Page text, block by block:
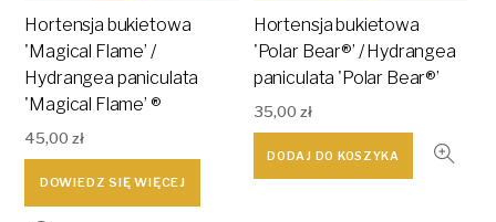
Hortensja bukietowa
'Magical Flame’ /
Hydrangea paniculata
'Magical Flame’ ®
45,00zł
DOWIEDZ SIĘ WIĘCEJ
Hortensja bukietowa
'Polar Bear®’ / Hydrangea
paniculata 'Polar Bear®’
35,00 zł
DODAJ DO KOSZYKA